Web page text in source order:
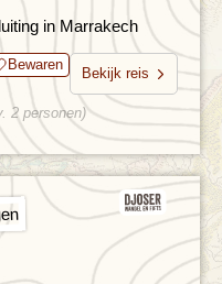
in Marrakech
Bewaren
Bekijk reis
2 personen)